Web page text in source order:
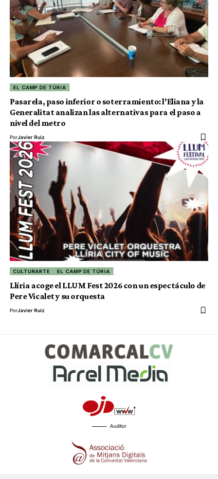
EL CAMP DE TÚRIA
Pasarela, paso inferior o soterramiento: l’Eliana y la
Generalitat analizan las alternativas para el paso a
nivel del metro
PorJavier Ruiz
CULTURARTE EL CAMP DE TÚRIA
Llíria acoge el LLUM Fest 2026 con un espectáculo de
Pere Vicalet y su orquesta
PorJavier Ruiz
Auditor